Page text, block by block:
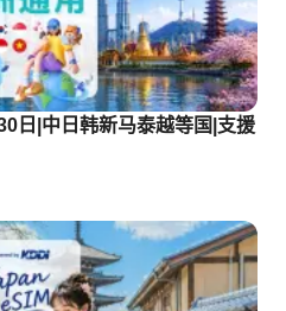
日|中日韩新马泰越等国|支援